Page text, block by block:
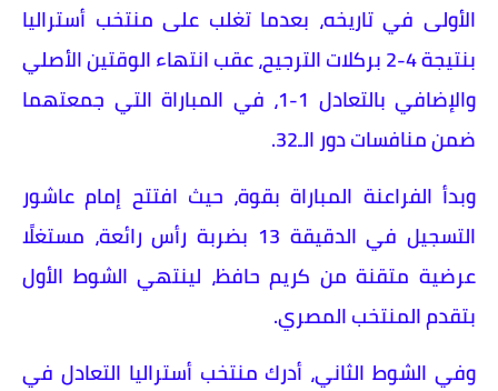
الأولى في تاريخه، بعدما تغلب على منتخب أستراليا
بنتيجة 4-2 بركلات الترجيح، عقب انتهاء الوقتين الأصلي
والإضافي بالتعادل 1-1، في المباراة التي جمعتهما
ضمن منافسات دور الـ32.
وبدأ الفراعنة المباراة بقوة، حيث افتتح إمام عاشور
التسجيل في الدقيقة 13 بضربة رأس رائعة، مستغلًا
عرضية متقنة من كريم حافظ، لينتهي الشوط الأول
بتقدم المنتخب المصري.
وفي الشوط الثاني، أدرك منتخب أستراليا التعادل في